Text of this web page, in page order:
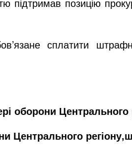
сплатити
оборони Центрального
Центрального